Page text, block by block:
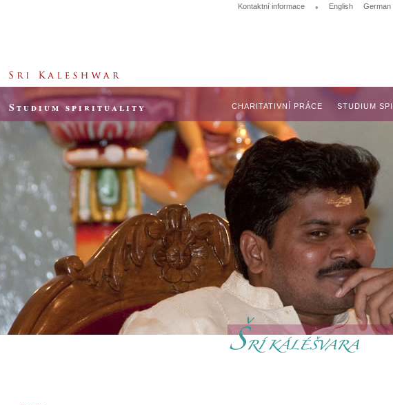
Kontaktní informace • English German
Studium spirituality STUDIUM
CHARITATIVNÍ PRÁCE